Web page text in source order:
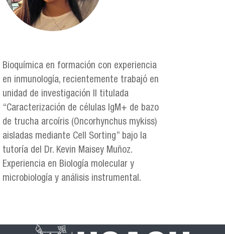
Bioquímica en formación con experiencia
en inmunología, recientemente trabajó en
unidad de investigación II titulada
“Caracterización de células IgM+ de bazo
de trucha arcoíris (Oncorhynchus mykiss)
aisladas mediante Cell Sorting” bajo la
tutoría del Dr. Kevin Maisey Muñoz.
Experiencia en Biología molecular y
microbiología y análisis instrumental.